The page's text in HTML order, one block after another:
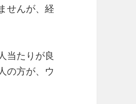
せんが、経
当たりが良
の方が、ウ